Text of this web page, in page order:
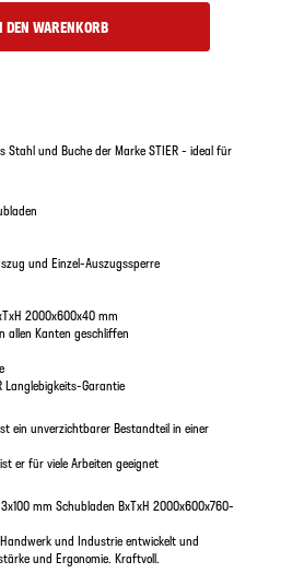
DEN WARENKORB
Stahl und Buche der Marke STIER - ideal für
und Einzel-Auszugssperre
2000x600x40 mm
allen Kanten geschliffen
Langlebigkeits-Garantie
ein unverzichtbarer Bestandteil in einer
er für viele Arbeiten geeignet
mm Schubladen BxTxH 2000x600x760-
und Industrie entwickelt und
und Ergonomie. Kraftvoll.